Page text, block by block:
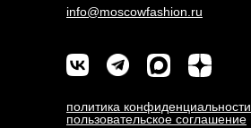
политика конфиденциальности
пользовательское соглашение
info@moscowfashion.ru